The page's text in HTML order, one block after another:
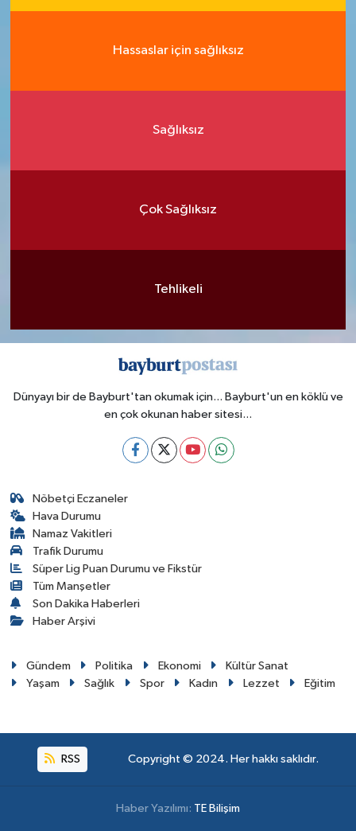
Hassaslar için sağlıksız
Sağlıksız
Çok Sağlıksız
Tehlikeli
Dünyayı bir de Bayburt'tan okumak için... Bayburt'un en köklü ve
en çok okunan haber sitesi...
Nöbetçi Eczaneler
Hava Durumu
Namaz Vakitleri
Trafik Durumu
Süper Lig Puan Durumu ve Fikstür
Tüm Manşetler
Son Dakika Haberleri
Haber Arşivi
Gündem Politika Ekonomi
Kültür Sanat
Yaşam
Sağlık Spor Kadın Lezzet Eğitim
RSS Copyright © 2024. Her hakkı saklıdır.
Haber Yazılımı: TE Bilişim